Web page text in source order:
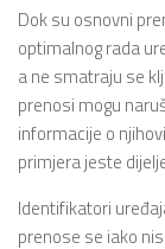
Dok su osnovni
optimalnog rada
a ne smatraju se
prenosi mogu
informacije o
primjera jeste
Identifikatori
prenose se iako